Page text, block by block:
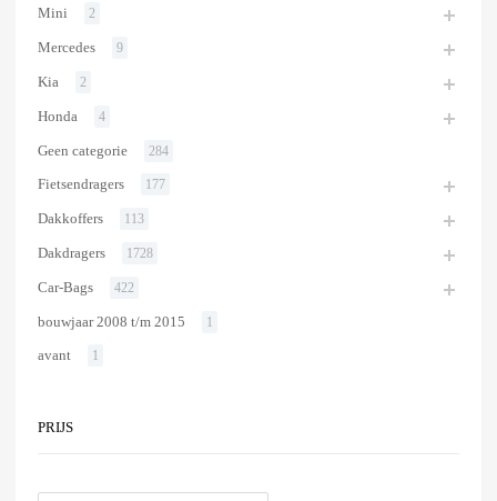
Mini 2
Mercedes 9
Kia 2
Honda 4
Geen categorie 284
Fietsendragers 177
Dakkoffers 113
Dakdragers 1728
Car-Bags 422
bouwjaar 2008 t/m 2015 1
avant 1
PRIJS